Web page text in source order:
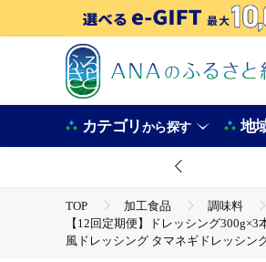
カテゴリから探す 地
TOP 加工食品 調味料
【12回定期便】ドレッシング
風ドレッシング タマネギドレッシン